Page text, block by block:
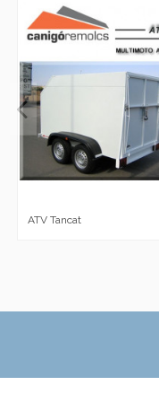
ATV Tancat